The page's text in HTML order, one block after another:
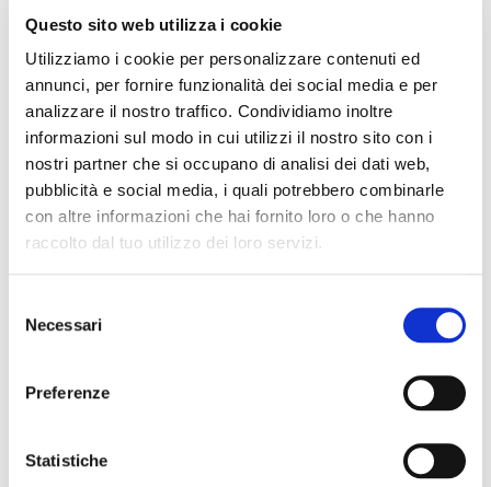
Questo sito web utilizza i cookie
Utilizziamo i cookie per personalizzare contenuti ed
annunci, per fornire funzionalità dei social media e per
analizzare il nostro traffico. Condividiamo inoltre
informazioni sul modo in cui utilizzi il nostro sito con i
nostri partner che si occupano di analisi dei dati web,
pubblicità e social media, i quali potrebbero combinarle
con altre informazioni che hai fornito loro o che hanno
raccolto dal tuo utilizzo dei loro servizi.
delNecessari
Preferenze
Statistiche
di
7,95 €
NEL CESTINO
Descrizione prodotto
# 853 Angelus Smacchiatore contro macchie di sale e
Questo smacchiatore Angelus rimuove da scarpe in pelle
macchie di sale e acqua createsi con la neve, pioggia,
eliminare le anti estetiche macchie di sale dalle scarpe.
Utilizzabile su pelle di camoscio, nappa e pelli lisce.
Attenzione: prima dell'utilizzo, provare il prodotto su un